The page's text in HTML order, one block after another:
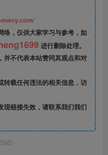
络，仅供大家学习与参考，如
进行删除处理。
并不代表本站赞同其观点和对
转载任何违法的相关信息，访
现链接失效，请联系我们我们